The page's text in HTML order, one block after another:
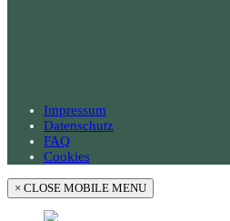
Impressum
Datenschutz
FAQ
Cookies
× CLOSE MOBILE MENU